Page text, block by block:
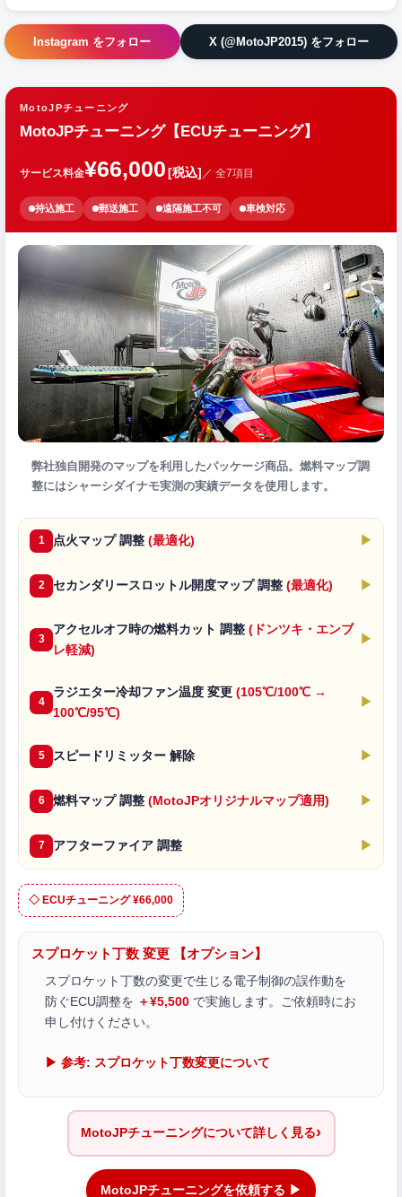
Instagram をフォロー X (@MotoJP2015) をフォロー
MotoJPチューニング
MotoJPチューニング【ECUチューニング】
サービス料金¥66,000[税込] ／ 全7項目
持込施工 郵送施工 遠隔施工不可 車検対応
弊社独自開発のマップを利用したパッケージ商品。燃料マップ調
整にはシャーシダイナモ実測の実績データを使用します。
1 点火マップ 調整 (最適化) ▶
2 セカンダリースロットル開度マップ 調整 (最適化) ▶
3
アクセルオフ時の燃料カット 調整 (ドンツキ・エンブ
レ軽減)
▶
4
ラジエター冷却ファン温度 変更 (105℃/100℃ →
100℃/95℃)
▶
5 スピードリミッター 解除 ▶
6 燃料マップ 調整 (MotoJPオリジナルマップ適用) ▶
7 アフターファイア 調整 ▶
◇ ECUチューニング ¥66,000
スプロケット丁数 変更 【オプション】
スプロケット丁数の変更で生じる電子制御の誤作動を
防ぐECU調整を ＋¥5,500 で実施します。ご依頼時にお
申し付けください。
▶ 参考: スプロケット丁数変更について
MotoJPチューニングについて詳しく見る›
MotoJPチューニングを依頼する ▶